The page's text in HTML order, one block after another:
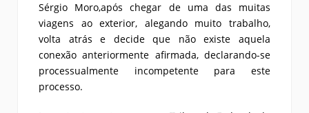
Sérgio Moro,após chegar de uma das muitas
viagens ao exterior, alegando muito trabalho,
volta atrás e decide que não existe aquela
conexão anteriormente afirmada, declarando-se
processualmente incompetente para este
processo.